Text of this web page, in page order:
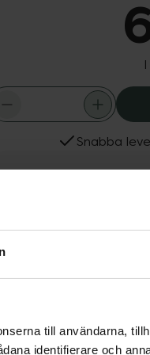
till användarna,
identifierare och
Snabba